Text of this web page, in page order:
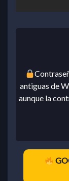
antiguas de
aunque la